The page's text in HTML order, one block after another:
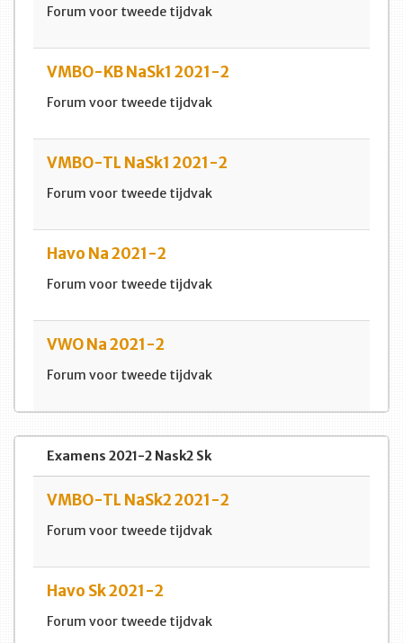
Forum voor tweede tijdvak
VMBO-KB NaSk1 2021-2
Forum voor tweede tijdvak
VMBO-TL NaSk1 2021-2
Forum voor tweede tijdvak
Havo Na 2021-2
Forum voor tweede tijdvak
VWO Na 2021-2
Forum voor tweede tijdvak
Examens 2021-2 Nask2 Sk
VMBO-TL NaSk2 2021-2
Forum voor tweede tijdvak
Havo Sk 2021-2
Forum voor tweede tijdvak